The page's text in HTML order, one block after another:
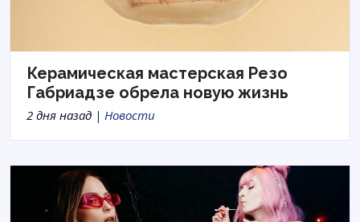
Керамическая мастерская Резо
Габриадзе обрела новую жизнь
2 дня назад | Новости